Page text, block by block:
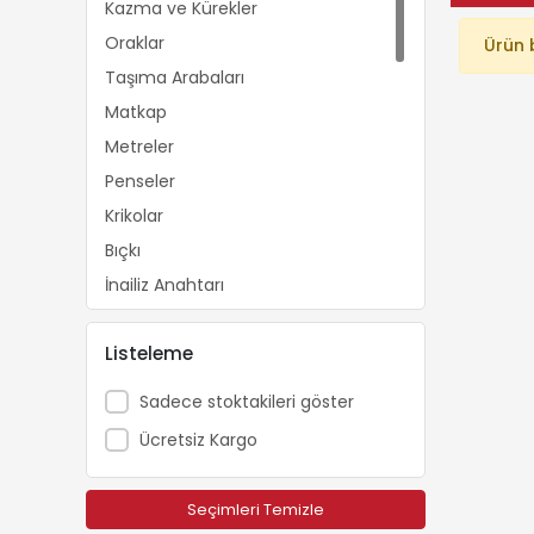
Kazma ve Kürekler
Oraklar
Taşıma Arabaları
Matkap
Metreler
Penseler
Krikolar
Bıçkı
İngiliz Anahtarı
Boru Anahtarı
Kerpeten
Tornavidalar
Silikon Tabancaları
Karıştırıcılar
İp ve Urganlar
Törpüler ve Eğeler
Listeleme
Sadece stoktakileri göster
Ücretsiz Kargo
Seçimleri Temizle
Ürün